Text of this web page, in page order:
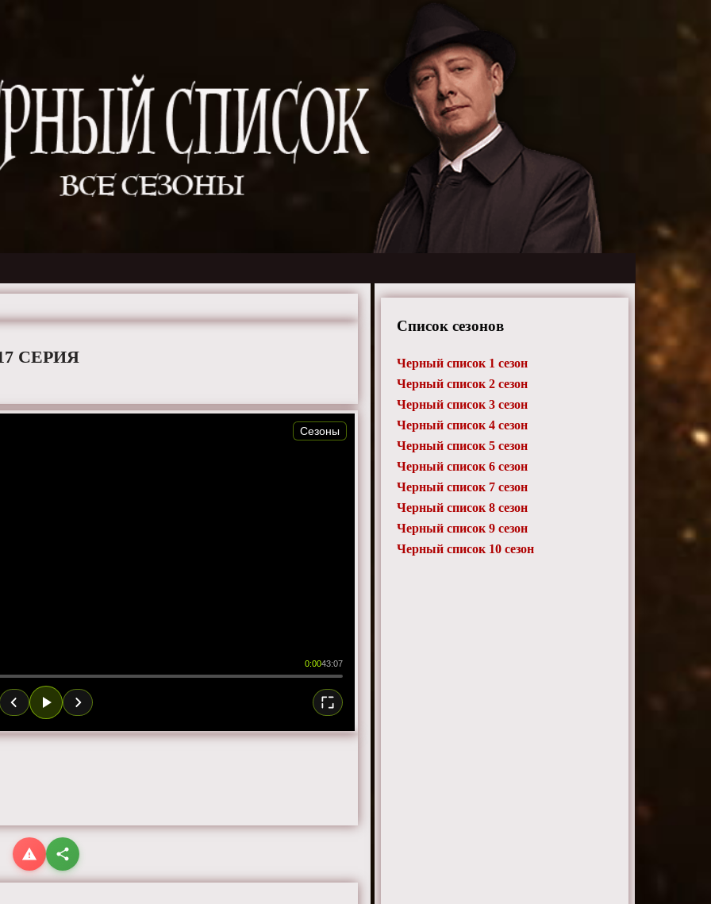
СЕРИЯ
0:0043:07
Сезоны
Список сезонов
Черный список 1 сезон
Черный список 2 сезон
Черный список 3 сезон
Черный список 4 сезон
Черный список 5 сезон
Черный список 6 сезон
Черный список 7 сезон
Черный список 8 сезон
Черный список 9 сезон
Черный список 10 сезон